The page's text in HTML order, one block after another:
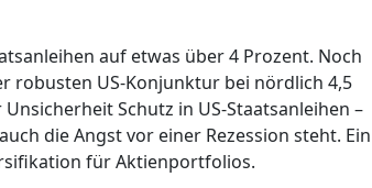
auf etwas über 4 Prozent. Noch
robusten US-Konjunktur bei nördlich 4,5
Schutz in US-Staatsanleihen –
die Angst vor einer Rezession steht. Ein
für Aktienportfolios.